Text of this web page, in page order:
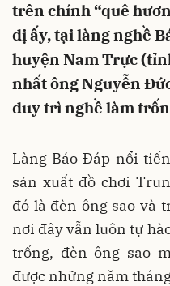
trên chính “quê
dị ấy, tại làng nghề
huyện Nam Trực
nhất ông Nguyễn
duy trì nghề làm
Làng Báo Đáp nổi
sản xuất đồ chơi
đó là đèn ông sao và
nơi đây vẫn luôn tự
trống, đèn ông sao
được những năm